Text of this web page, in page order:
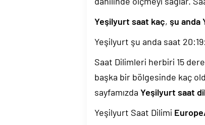
Yeşilyurt saat kaç, şu anda
Yeşilyurt şu anda saat
Saat Dilimleri herbiri 15
başka bir bölgesinde kaç
sayfamızda Yeşilyurt saat
Yeşilyurt Saat Dilimi